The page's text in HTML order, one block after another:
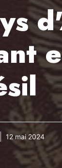
12 mai 2024